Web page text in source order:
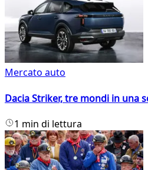
Mercato auto
Dacia Striker, tre mondi in una
1 min di lettura